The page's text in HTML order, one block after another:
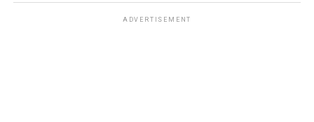
ADVERTISEMENT